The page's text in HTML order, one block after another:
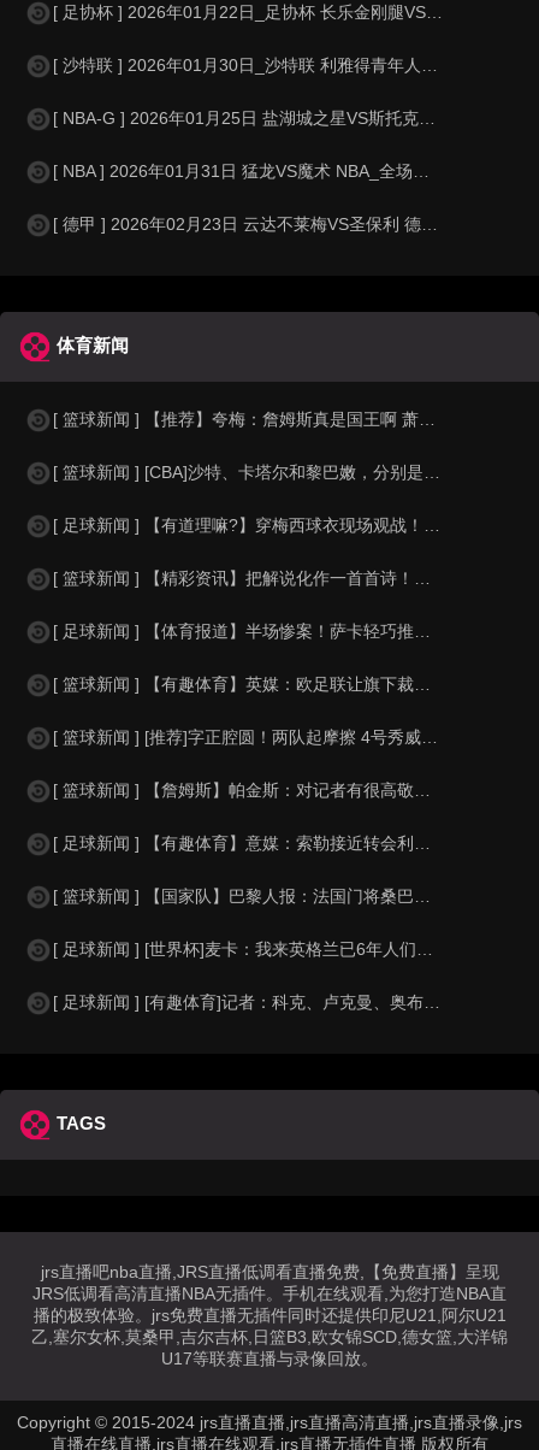
[ 足协杯 ] 2026年01月22日_足协杯 长乐金刚腿VS广东蜀地红录像
[ 沙特联 ] 2026年01月30日_沙特联 利雅得青年人VS哈森姆录像_
[ NBA-G ] 2026年01月25日 盐湖城之星VS斯托克顿国王 NBA-
[ NBA ] 2026年01月31日 猛龙VS魔术 NBA_全场录像【全场
[ 德甲 ] 2026年02月23日 云达不莱梅VS圣保利 德甲_全场录像
体育新闻
[ 篮球新闻 ] 【推荐】夸梅：詹姆斯真是国王啊 萧华都得听他的 新赛季日程安
[ 篮球新闻 ] [CBA]沙特、卡塔尔和黎巴嫩，分别是什么水平？
[ 足球新闻 ] 【有道理嘛?】穿梅西球衣现场观战！马思纯晒照：终究是人生，不
[ 篮球新闻 ] 【精彩资讯】把解说化作一首首诗！贺炜本届世界杯金句合集
[ 足球新闻 ] 【体育报道】半场惨案！萨卡轻巧推射双响，英格兰4-0领先法国
[ 篮球新闻 ] 【有趣体育】英媒：欧足联让旗下裁判避免像世界杯一样，用VAR
[ 篮球新闻 ] [推荐]字正腔圆！两队起摩擦 4号秀威尔逊大声嘲讽卡卢马:W
[ 篮球新闻 ] 【詹姆斯】帕金斯：对记者有很高敬意 Windhorst绝不是
[ 足球新闻 ] 【有趣体育】意媒：索勒接近转会利兹联，乌迪内斯有意米兰后卫F
[ 篮球新闻 ] 【国家队】巴黎人报：法国门将桑巴小腿受伤，提前结束了训练
[ 足球新闻 ] [世界杯]麦卡：我来英格兰已6年人们对我很好，但和英格兰的比
[ 足球新闻 ] [有趣体育]记者：科克、卢克曼、奥布拉克参加马竞训练，卡尔多
TAGS
jrs直播吧nba直播,JRS直播低调看直播免费,【免费直播】呈现
JRS低调看高清直播NBA无插件。手机在线观看,为您打造NBA直
播的极致体验。jrs免费直播无插件同时还提供印尼U21,阿尔U21
乙,塞尔女杯,莫桑甲,吉尔吉杯,日篮B3,欧女锦SCD,德女篮,大洋锦
U17等联赛直播与录像回放。
Copyright © 2015-2024 jrs直播直播,jrs直播高清直播,jrs直播录像,jrs
直播在线直播,jrs直播在线观看,jrs直播无插件直播 版权所有